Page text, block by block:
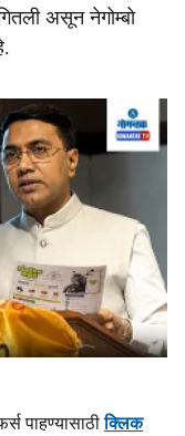
असून नेगोम्बो
पाहण्यासाठीक्लिक